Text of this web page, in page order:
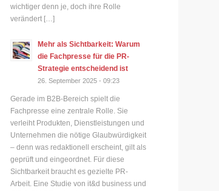
wichtiger denn je, doch ihre Rolle
verändert […]
Mehr als Sichtbarkeit: Warum
die Fachpresse für die PR-
Strategie entscheidend ist
26. September 2025 - 09:23
Gerade im B2B-Bereich spielt die
Fachpresse eine zentrale Rolle. Sie
verleiht Produkten, Dienstleistungen und
Unternehmen die nötige Glaubwürdigkeit
– denn was redaktionell erscheint, gilt als
geprüft und eingeordnet. Für diese
Sichtbarkeit braucht es gezielte PR-
Arbeit. Eine Studie von it&d business und